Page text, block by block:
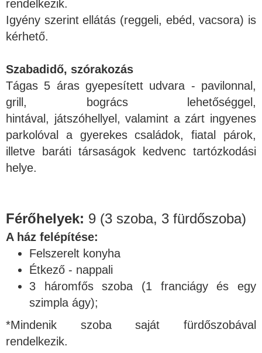
rendelkezik.
Igyény szerint ellátás (reggeli, ebéd, vacsora) is
kérhető.
Szabadidő, szórakozás
Tágas 5 áras gyepesített udvara - pavilonnal,
grill, bogrács lehetőséggel,
hintával, játszóhellyel, valamint a zárt ingyenes
parkolóval a gyerekes családok, fiatal párok,
illetve baráti társaságok kedvenc tartózkodási
helye.
Férőhelyek: 9 (3 szoba, 3 fürdőszoba)
A ház felépítése:
Felszerelt konyha
Étkező - nappali
3 háromfős szoba (1 franciágy és egy
szimpla ágy);
*Mindenik szoba saját fürdőszobával
rendelkezik.